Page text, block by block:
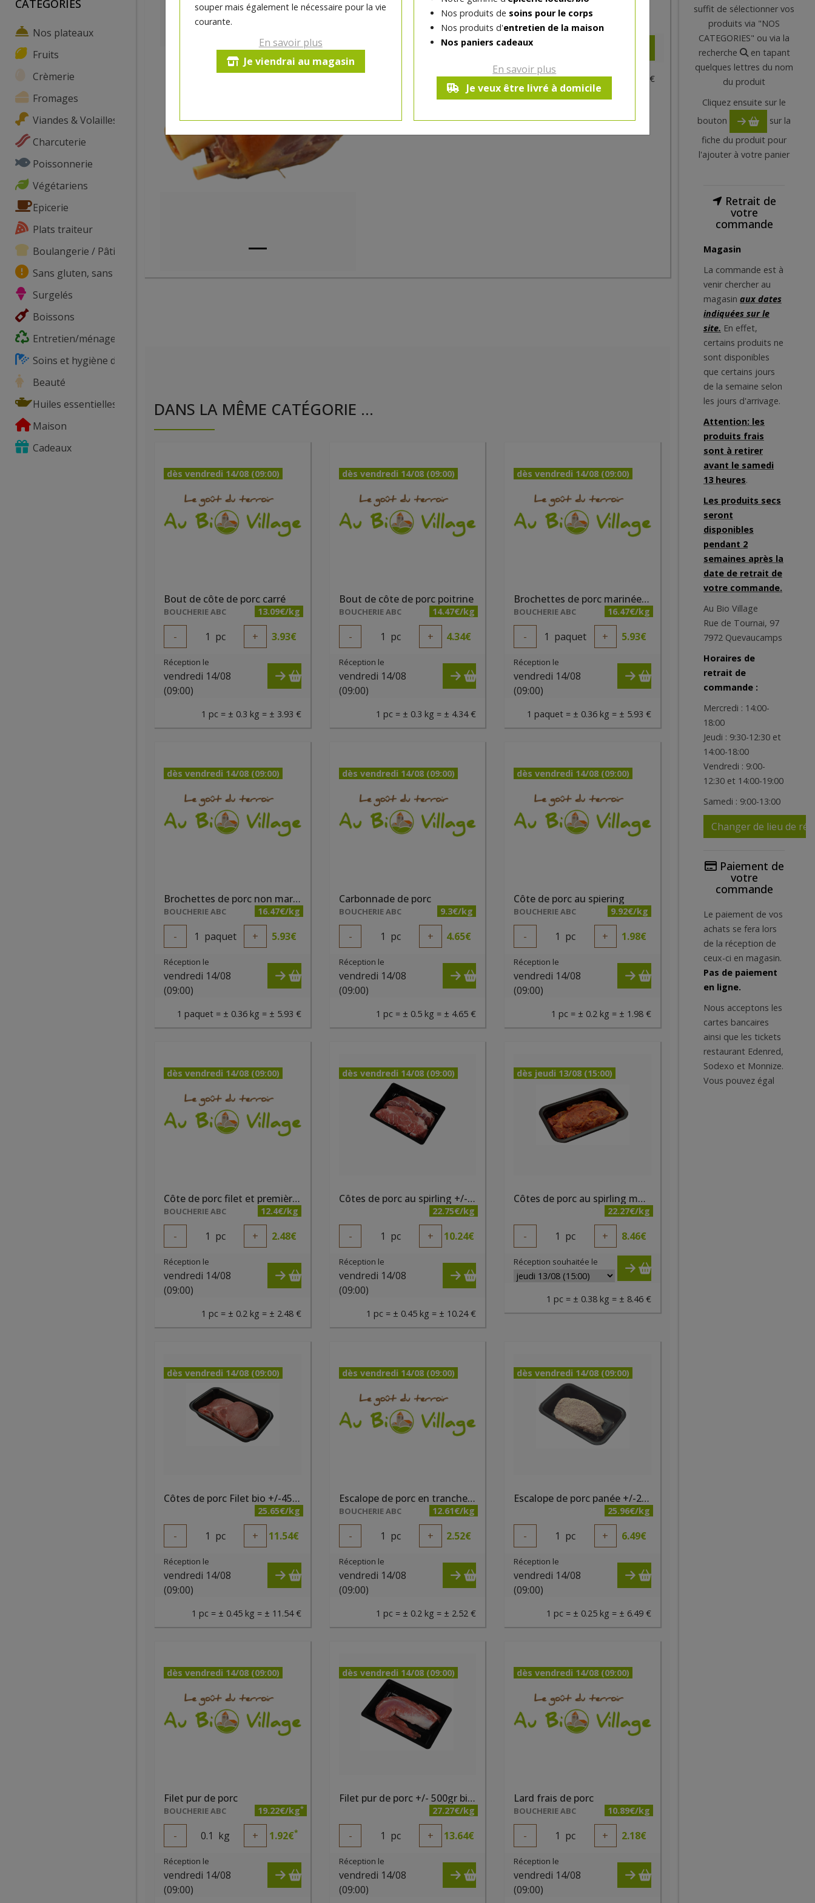
CATEGORIES
Nos plateaux
Fruits
Crèmerie
Fromages
Viandes & Volailles
Charcuterie
Poissonnerie
Végétariens
Epicerie
Plats traiteur
Boulangerie / Pâtisserie
Sans gluten, sans lactose, ...
Surgelés
Boissons
Entretien/ménage
Soins et hygiène du corps
Beauté
Huiles essentielles
Maison
Cadeaux
souper mais également le nécessaire pour la vie
courante.
En savoir plus
Je viendrai au magasin
Nos produits de soins pour le corps
Nos produits d'entretien de la maison
Nos paniers cadeaux
En savoir plus
Je veux être livré à domicile
1 pc +
1 pc = ± 0.9 kg = ± 15.16 €
DANS LA MÊME CATÉGORIE ...
dès vendredi 14/08 (09:00)
Bout de côte de porc carré
BOUCHERIE ABC 13.09€/kg
- 1 pc + 3.93€
Réception le
vendredi 14/08
(09:00)
1 pc = ± 0.3 kg = ± 3.93 €
dès vendredi 14/08 (09:00)
Bout de côte de porc poitrine
BOUCHERIE ABC 14.47€/kg
- 1 pc + 4.34€
Réception le
vendredi 14/08
(09:00)
1 pc = ± 0.3 kg = ± 4.34 €
dès vendredi 14/08 (09:00)
Brochettes de porc marinées (paquet de 2 pièces)
BOUCHERIE ABC 16.47€/kg
- 1 paquet + 5.93€
Réception le
vendredi 14/08
(09:00)
1 paquet = ± 0.36 kg = ± 5.93 €
dès vendredi 14/08 (09:00)
Brochettes de porc non marinées (paquet de 2 pièces)
BOUCHERIE ABC 16.47€/kg
- 1 paquet + 5.93€
Réception le
vendredi 14/08
(09:00)
1 paquet = ± 0.36 kg = ± 5.93 €
dès vendredi 14/08 (09:00)
Carbonnade de porc
BOUCHERIE ABC 9.3€/kg
- 1 pc + 4.65€
Réception le
vendredi 14/08
(09:00)
1 pc = ± 0.5 kg = ± 4.65 €
dès vendredi 14/08 (09:00)
Côte de porc au spiering
BOUCHERIE ABC 9.92€/kg
- 1 pc + 1.98€
Réception le
vendredi 14/08
(09:00)
1 pc = ± 0.2 kg = ± 1.98 €
dès vendredi 14/08 (09:00)
Côte de porc filet et première en tranche
BOUCHERIE ABC 12.4€/kg
- 1 pc + 2.48€
Réception le
vendredi 14/08
(09:00)
1 pc = ± 0.2 kg = ± 2.48 €
dès vendredi 14/08 (09:00)
Côtes de porc au spirling +/-450g bio - PQA
22.75€/kg
- 1 pc + 10.24€
Réception le
vendredi 14/08
(09:00)
1 pc = ± 0.45 kg = ± 10.24 €
dès jeudi 13/08 (15:00)
Côtes de porc au spirling marinées +/-380g bio PQA
22.27€/kg
- 1 pc + 8.46€
Réception souhaitée le
1 pc = ± 0.38 kg = ± 8.46 €
dès vendredi 14/08 (09:00)
Côtes de porc Filet bio +/-450g - PQA
25.65€/kg
- 1 pc + 11.54€
Réception le
vendredi 14/08
(09:00)
1 pc = ± 0.45 kg = ± 11.54 €
dès vendredi 14/08 (09:00)
Escalope de porc en tranche fine
BOUCHERIE ABC 12.61€/kg
- 1 pc + 2.52€
Réception le
vendredi 14/08
(09:00)
1 pc = ± 0.2 kg = ± 2.52 €
dès vendredi 14/08 (09:00)
Escalope de porc panée +/-250g bio - PQA
25.96€/kg
- 1 pc + 6.49€
Réception le
vendredi 14/08
(09:00)
1 pc = ± 0.25 kg = ± 6.49 €
dès vendredi 14/08 (09:00)
Filet pur de porc
BOUCHERIE ABC 19.22€/kg*
- 0.1 kg + 1.92€*
Réception le
vendredi 14/08
(09:00)
dès vendredi 14/08 (09:00)
Filet pur de porc +/- 500gr bio - PQA
27.27€/kg
- 1 pc + 13.64€
Réception le
vendredi 14/08
(09:00)
dès vendredi 14/08 (09:00)
Lard frais de porc
BOUCHERIE ABC 10.89€/kg
- 1 pc + 2.18€
Réception le
vendredi 14/08
(09:00)
suffit de sélectionner vos
produits via "NOS
CATEGORIES" ou via la
recherche
en tapant
quelques lettres du nom
du produit
Cliquez ensuite sur le
bouton
sur la
fiche du produit pour
l'ajouter à votre panier
Retrait de
votre
commande
Magasin
La commande est à
venir chercher au
magasin aux dates
indiquées sur le
site. En effet,
certains produits ne
sont disponibles
que certains jours
de la semaine selon
les jours d'arrivage.
Attention: les
produits frais
sont à retirer
avant le samedi
13 heures.
Les produits secs
seront
disponibles
pendant 2
semaines après la
date de retrait de
votre commande.
Au Bio Village
Rue de Tournai, 97
7972 Quevaucamps
Horaires de
retrait de
commande :
Mercredi : 14:00-
18:00
Jeudi : 9:30-12:30 et
14:00-18:00
Vendredi : 9:00-
12:30 et 14:00-19:00
Samedi : 9:00-13:00
Changer de lieu de
Paiement de
votre
commande
Le paiement de vos
achats se fera lors
de la réception de
ceux-ci en magasin.
Pas de paiement
en ligne.
Nous acceptons les
cartes bancaires
ainsi que les tickets
restaurant Edenred,
Sodexo et Monnize.
Vous pouvez égal